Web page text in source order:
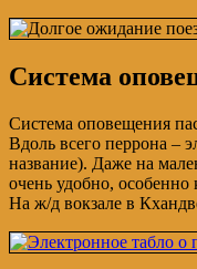
Система
Система оповещения
Вдоль всего перрона –
название). Даже на
очень удобно, особенно
На ж/д вокзале в